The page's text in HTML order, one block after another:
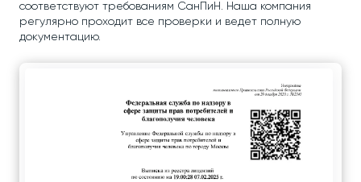
соответствуют требованиям СанПиН. Наша компания
регулярно проходит все проверки и ведет полную
документацию.